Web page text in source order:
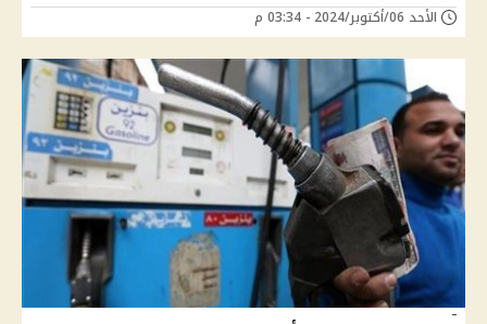
الأحد 06/أكتوبر/2024 - 03:34 م